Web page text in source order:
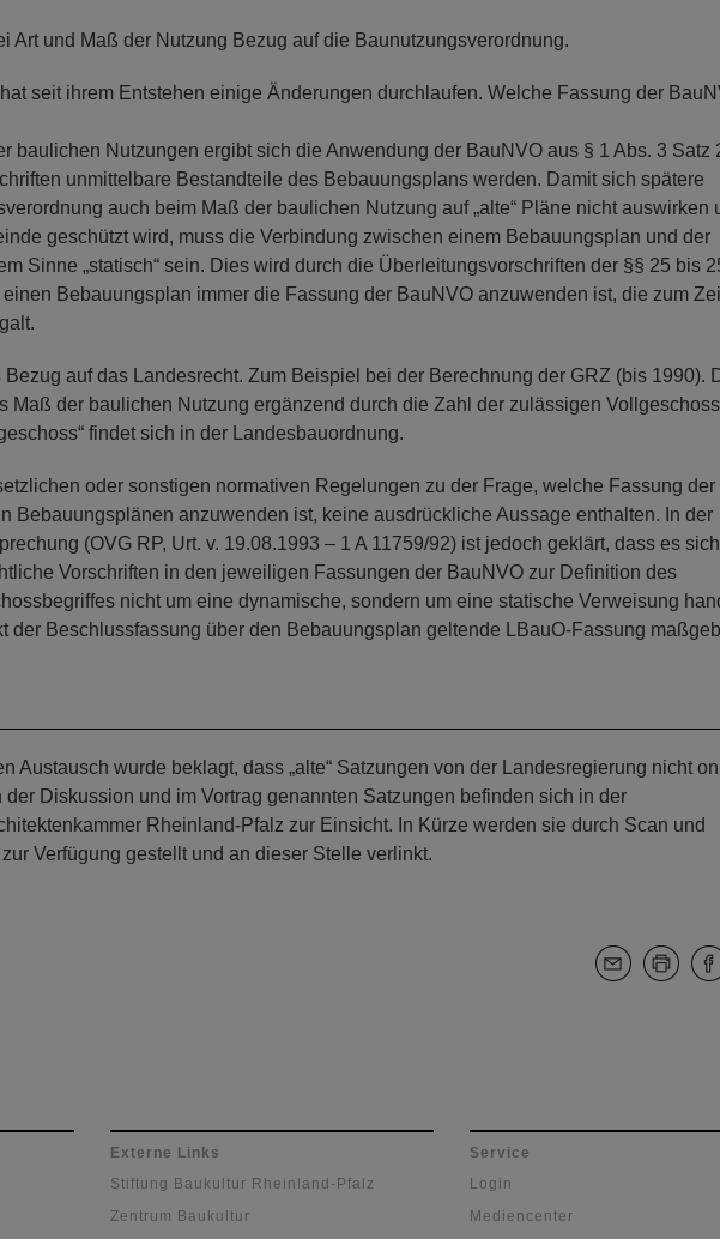
Art und Maß der Nutzung Bezug auf die Baunutzungsverordnung.
seit ihrem Entstehen einige Änderungen durchlaufen. Welche Fassung der
baulichen Nutzungen ergibt sich die Anwendung der BauNVO aus § 1 Abs. 3 Satz
unmittelbare Bestandteile des Bebauungsplans werden. Damit sich spätere
auch beim Maß der baulichen Nutzung auf „alte“ Pläne nicht auswirken
geschützt wird, muss die Verbindung zwischen einem Bebauungsplan und der
Sinne „statisch“ sein. Dies wird durch die Überleitungsvorschriften der §§ 25 bis
Bebauungsplan immer die Fassung der BauNVO anzuwenden ist, die zum
auf das Landesrecht. Zum Beispiel bei der Berechnung der GRZ (bis 1990).
Maß der baulichen Nutzung ergänzend durch die Zahl der zulässigen
findet sich in der Landesbauordnung.
oder sonstigen normativen Regelungen zu der Frage, welche Fassung der
Bebauungsplänen anzuwenden ist, keine ausdrückliche Aussage enthalten. In der
(OVG RP, Urt. v. 19.08.1993 – 1 A 11759/92) ist jedoch geklärt, dass es
Vorschriften in den jeweiligen Fassungen der BauNVO zur Definition des
nicht um eine dynamische, sondern um eine statische Verweisung
der Beschlussfassung über den Bebauungsplan geltende LBauO-Fassung
Austausch wurde beklagt, dass „alte“ Satzungen von der Landesregierung nicht
Diskussion und im Vortrag genannten Satzungen befinden sich in der
Rheinland-Pfalz zur Einsicht. In Kürze werden sie durch Scan und
Verfügung gestellt und an dieser Stelle verlinkt.
Externe Links
Stiftung Baukultur Rheinland-Pfalz
Zentrum Baukultur
Service
Login
Mediencenter